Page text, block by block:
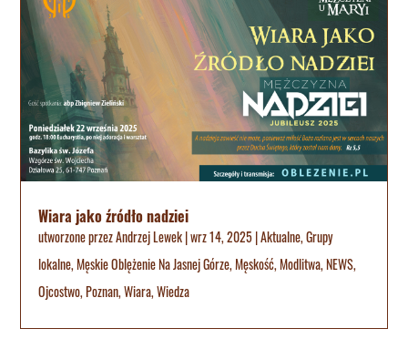
Wiara jako źródło nadziei
utworzone przezAndrzej Lewek|wrz 14, 2025|Aktualne,Grupy
lokalne,Męskie Oblężenie Na Jasnej Górze,Męskość,Modlitwa,NEWS,
Ojcostwo,Poznan,Wiara,Wiedza